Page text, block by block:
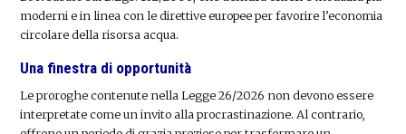
moderni e in linea con le direttive europee per favorire l’economia
circolare della risorsa acqua.
Una finestra di opportunità
Le proroghe contenute nella Legge 26/2026 non devono essere
interpretate come un invito alla procrastinazione. Al contrario,